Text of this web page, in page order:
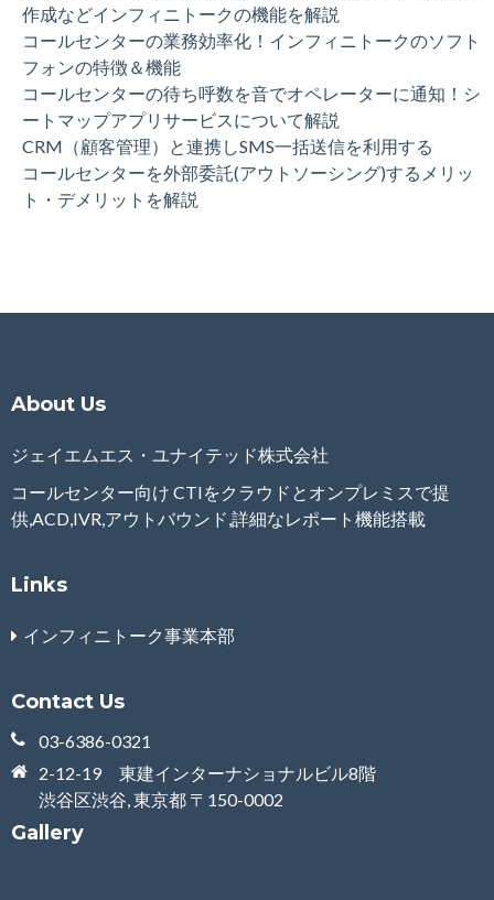
作成などインフィニトークの機能を解説
コールセンターの業務効率化！インフィニトークのソフト
フォンの特徴＆機能
コールセンターの待ち呼数を音でオペレーターに通知！シ
ートマップアプリサービスについて解説
CRM（顧客管理）と連携しSMS一括送信を利用する
コールセンターを外部委託(アウトソーシング)するメリッ
ト・デメリットを解説
About Us
ジェイエムエス・ユナイテッド株式会社
コールセンター向け CTIをクラウドとオンプレミスで提
供,ACD,IVR,アウトバウンド,詳細なレポート機能搭載
Links
インフィニトーク事業本部
Contact Us
03-6386-0321
2-12-19 東建インターナショナルビル8階
渋谷区渋谷, 東京都 〒150-0002
Gallery